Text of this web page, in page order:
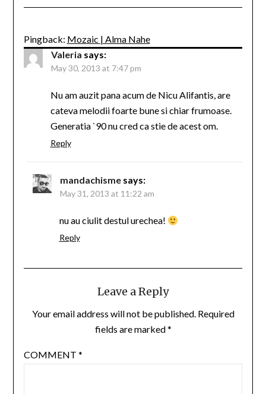
Pingback: Mozaic | Alma Nahe
Valeria says:
May 30, 2013 at 7:47 pm
Nu am auzit pana acum de Nicu Alifantis, are
cateva melodii foarte bune si chiar frumoase.
Generatia `90 nu cred ca stie de acest om.
Reply
mandachisme says:
May 31, 2013 at 11:22 am
nu au ciulit destul urechea!
Reply
Leave a Reply
Your email address will not be published. Required
fields are marked*
COMMENT *